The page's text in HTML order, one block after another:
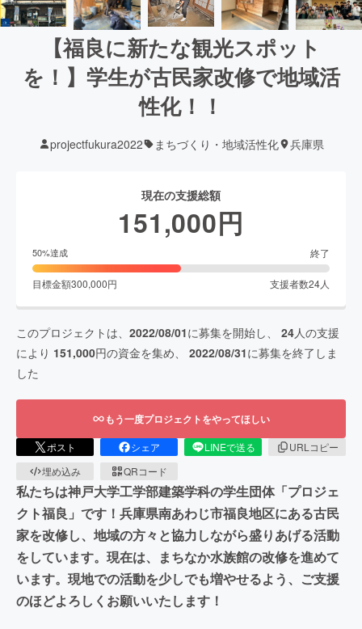
【福良に新たな観光スポット
を！】学生が古民家改修で地域活
性化！！
projectfukura2022 まちづくり・地域活性化 兵庫県
現在の支援総額
151,000円
50%達成 終了
目標金額300,000円 支援者数24人
このプロジェクトは、 2022/08/01に募集を開始し、 24人の支援
により 151,000円の資金を集め、 2022/08/31に募集を終了しま
した
もう一度プロジェクトをやってほしい
ポスト シェア LINEで送る
URLコピー
埋め込み
QRコード
私たちは神戸大学工学部建築学科の学生団体「プロジェ
クト福良」です！兵庫県南あわじ市福良地区にある古民
家を改修し、地域の方々と協力しながら盛りあげる活動
をしています。現在は、まちなか水族館の改修を進めて
います。現地での活動を少しでも増やせるよう、ご支援
のほどよろしくお願いいたします！